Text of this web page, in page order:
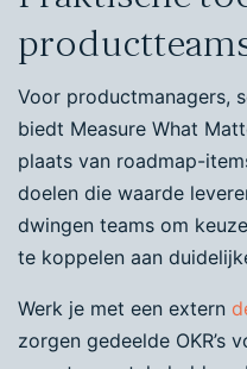
Voor productmanagers,
biedt Measure What
plaats van roadmap-
doelen die waarde
dwingen teams om
te koppelen aan
Werk je met een extern
zorgen gedeelde OKR’s